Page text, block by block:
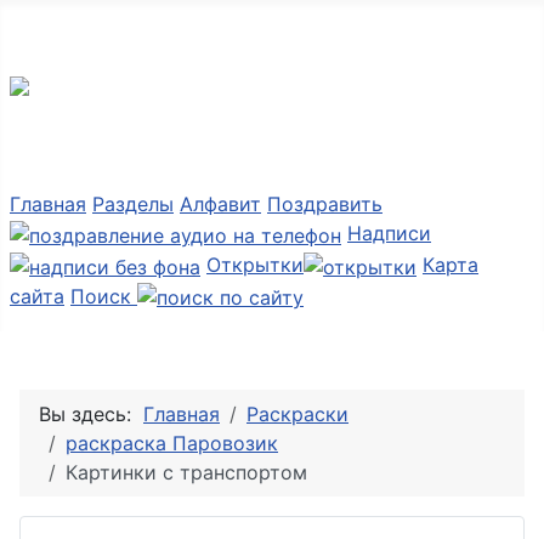
Главная Разделы Алфавит Поздравить
Надписи
Открытки
Карта
сайта Поиск
Вы здесь: Главная
Раскраски
раскраска Паровозик
Картинки с транспортом